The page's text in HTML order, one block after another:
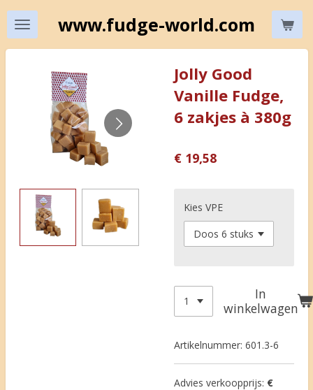
Ga
direct
naar
hoofdinhoud
www.fudge-world.com
Jolly Good
Vanille Fudge,
6 zakjes à 380g
€ 19,58
Kies VPE
In
winkelwagen
Artikelnummer: 601.3-6
Advies verkoopprijs: €